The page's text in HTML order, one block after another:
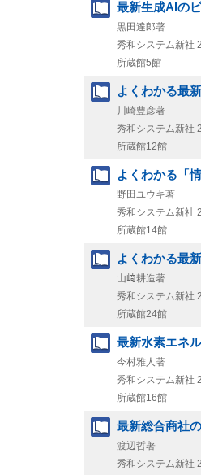
最新生成AIの
黒田達郎著
秀和システム新社
所蔵館5館
よくわかる最
川崎豊彦著
秀和システム新社
所蔵館12館
よくわかる「
野田ユウキ著
秀和システム新社
所蔵館14館
よくわかる最
山﨑耕造著
秀和システム新社
所蔵館24館
最新水素エネ
今村雅人著
秀和システム新社
所蔵館16館
最新総合商社
渡辺哲著
秀和システム新社